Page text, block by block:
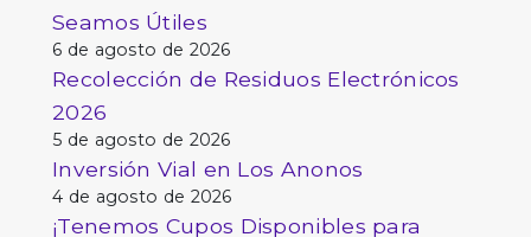
Seamos Útiles
6 de agosto de 2026
Recolección de Residuos Electrónicos
2026
5 de agosto de 2026
Inversión Vial en Los Anonos
4 de agosto de 2026
¡Tenemos Cupos Disponibles para